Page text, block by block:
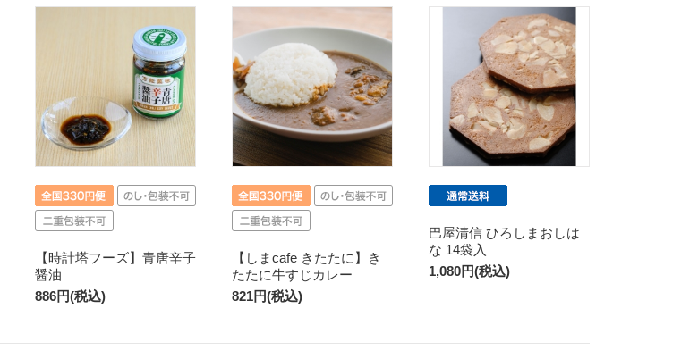
【時計塔フーズ】青唐辛子
醤油
886円(税込)
【しまcafe きたたに】き
たたに牛すじカレー
821円(税込)
巴屋清信 ひろしまおしは
な 14袋入
1,080円(税込)